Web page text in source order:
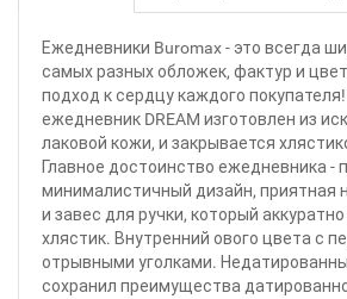
Ежедневники Buromax - это всегда
самых разных обложек, фактур и
подход к сердцу каждого
ежедневник DREAM изготовлен из
лаковой кожи, и закрывается
Главное достоинство ежедневника -
минималистичный дизайн, приятная
и завес для ручки, который
хлястик. Внутренний ового цвета с
отрывными уголками.
сохранил преимущества